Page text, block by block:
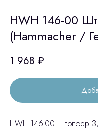
HWH 146-00
(Hammacher /
1 968 ₽
HWH 146-00 Штопфер